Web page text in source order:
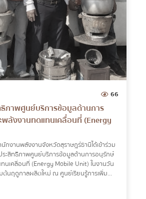
66
ธิภาพศูนย์บริการข้อมูลด้านการ
านทดแทนเคลื่อนที่ (Energy
ระสิทธิภาพศูนย์บริการข้อมูลด้านการอนุรักษ์
Unit) ในงานวัน
ตใหม่ ณ ศูนย์เรียนรู้การเพิ่ม
อเมือง จังหวัด